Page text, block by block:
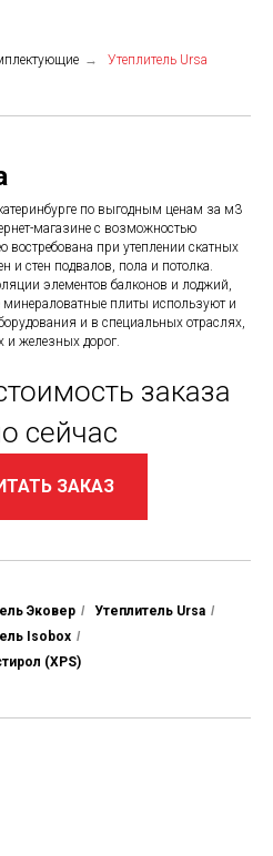
→ Утеплитель Ursa
по выгодным ценам за м3
магазине с возможностью
востребована при утеплении скатных
и стен подвалов, пола и потолка.
элементов балконов и лоджий,
минераловатные плиты используют и
и в специальных отраслях,
и железных дорог.
заказа
сейчас
ЗАКАЗ
Эковер / Утеплитель Ursa /
Isobox /
(XPS)